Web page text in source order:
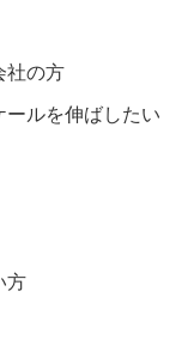
社の方
ルを伸ばしたい
方